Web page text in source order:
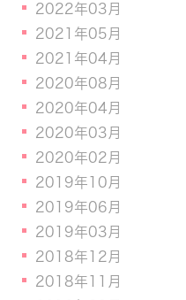
2022年03月
2021年05月
2021年04月
2020年08月
2020年04月
2020年03月
2020年02月
2019年10月
2019年06月
2019年03月
2018年12月
2018年11月